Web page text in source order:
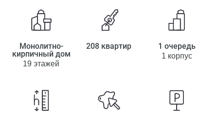
Монолитно-
кирпичный дом
19 этажей
208 квартир 1 очередь
1 корпус